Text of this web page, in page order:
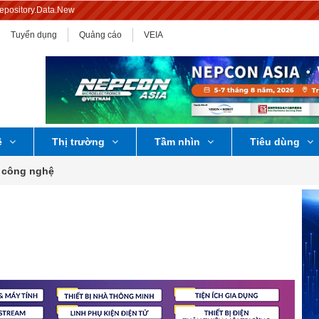
Tuyển dụng Quảng cáo VEIA
Thị trường Tầm nhìn Tiêu dùng
nghệ